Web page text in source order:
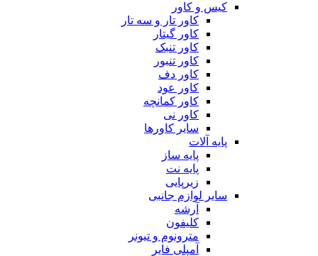
کیس و کاور
کاور تار و سه تار
کاور گیتار
کاور تنبک
کاور تنبور
کاور دف
کاور عود
کاور کمانچه
کاور نی
سایر کاورها
پایه آلات
پایه ساز
پایه نت
زیرپایی
سایر لوازم جانبی
آرشه
کلیفون
مترونوم و تیونر
آمپلی فایر